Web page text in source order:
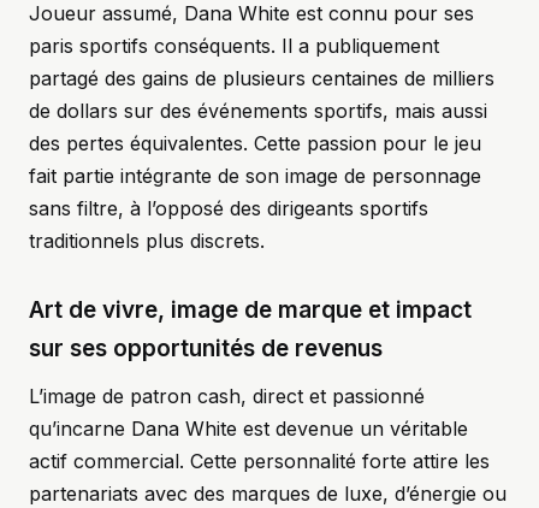
Joueur assumé, Dana White est connu pour ses
paris sportifs conséquents. Il a publiquement
partagé des gains de plusieurs centaines de milliers
de dollars sur des événements sportifs, mais aussi
des pertes équivalentes. Cette passion pour le jeu
fait partie intégrante de son image de personnage
sans filtre, à l’opposé des dirigeants sportifs
traditionnels plus discrets.
Art de vivre, image de marque et impact
sur ses opportunités de revenus
L’image de patron cash, direct et passionné
qu’incarne Dana White est devenue un véritable
actif commercial. Cette personnalité forte attire les
partenariats avec des marques de luxe, d’énergie ou